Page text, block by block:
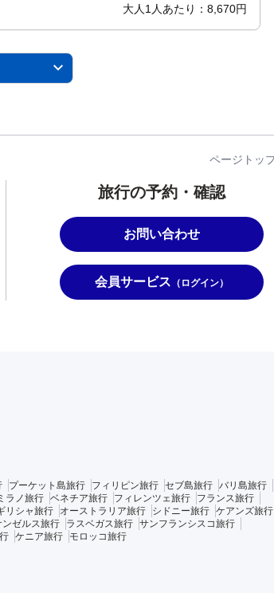
大人1人あたり：8,670円
旅行の予約・確認
お問い合わせ
会員サービス （ログイン）
プーケット島旅行 フィリピン旅行 セブ島旅行 バリ島旅行
ラノ旅行 ベネチア旅行 フィレンツェ旅行
フランス旅行
リシャ旅行 オーストラリア旅行 シドニー旅行 ケアンズ旅行
ンゼルス旅行 ラスベガス旅行 サンフランシスコ旅行
ケニア旅行 モロッコ旅行